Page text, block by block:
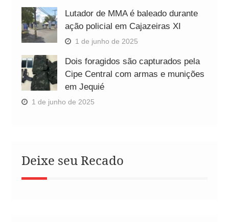
Lutador de MMA é baleado durante
ação policial em Cajazeiras XI
1 de junho de 2025
Dois foragidos são capturados pela
Cipe Central com armas e munições
em Jequié
1 de junho de 2025
Deixe seu Recado